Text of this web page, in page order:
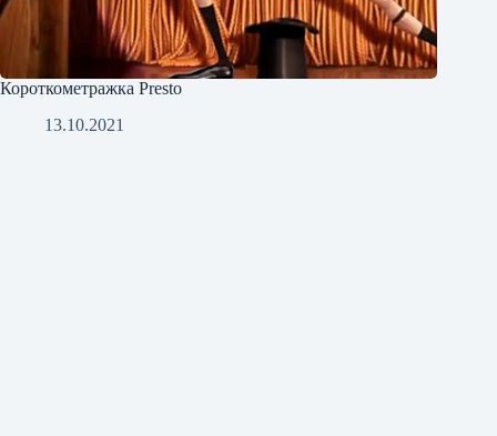
Короткометражка Presto
13.10.2021